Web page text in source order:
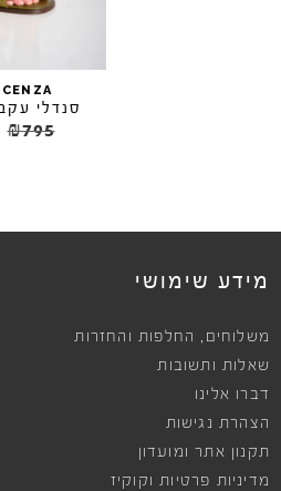
מידע שימושי
משלוחים , החלפות והחזרות
שאלות ותשובות
דברו אלינו
הצהרת נגישות
תקנון אתר ומועדון
מדיניות פרטיות וקוקיז